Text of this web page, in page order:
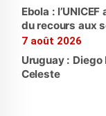
Ebola :
du recours aux
7 août 2026
Uruguay :
Celeste